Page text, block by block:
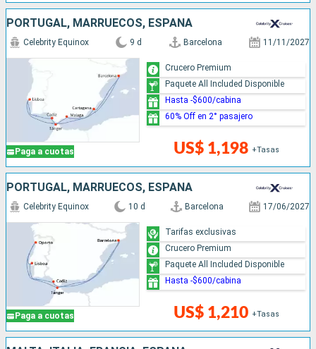
PORTUGAL, MARRUECOS, ESPAÑA
Paga a cuotas
Celebrity Equinox 9 d Barcelona 11/11/2027
US$ 1,198 +Tasas
Crucero Premium
Paquete All Included Disponible
Hasta -$600/cabina
60% Off en 2° pasajero
PORTUGAL, MARRUECOS, ESPAÑA
Paga a cuotas
Celebrity Equinox 10 d Barcelona 17/06/2027
US$ 1,210 +Tasas
Tarifas exclusivas
Crucero Premium
Paquete All Included Disponible
Hasta -$600/cabina